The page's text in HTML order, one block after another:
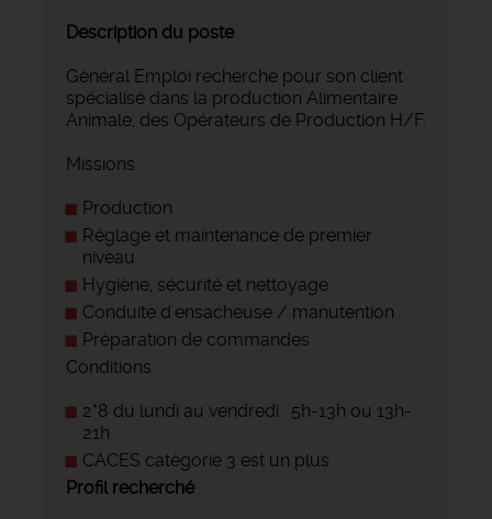
Description du poste
Général Emploi recherche pour son client
spécialisé dans la production Alimentaire
Animale, des Opérateurs de Production H/F.
Missions :
Production
Réglage et maintenance de premier
niveau
Hygiène, sécurité et nettoyage
Conduite d'ensacheuse / manutention
Préparation de commandes
Conditions :
2*8 du lundi au vendredi : 5h-13h ou 13h-
21h
CACES catégorie 3 est un plus
Profil recherché